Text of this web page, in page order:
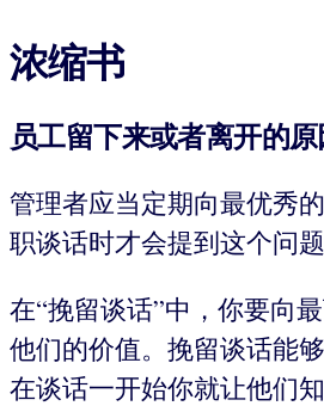
浓缩书
员工留下来或者离开的原
管理者应当定期向最优秀
职谈话时才会提到这个问
在“挽留谈话”中，你要向
他们的价值。挽留谈话能
在谈话一开始你就让他们